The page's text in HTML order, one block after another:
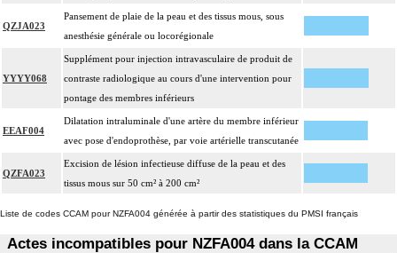
QZJA023
Pansement de plaie de la peau et des tissus mous, sous
anesthésie générale ou locorégionale
YYYY068
Supplément pour injection intravasculaire de produit de
contraste radiologique au cours d'une intervention pour
pontage des membres inférieurs
EEAF004
Dilatation intraluminale d'une artère du membre inférieur
avec pose d'endoprothèse, par voie artérielle transcutanée
QZFA023
Excision de lésion infectieuse diffuse de la peau et des
tissus mous sur 50 cm² à 200 cm²
Liste de codes CCAM pour NZFA004 générée à partir des statistiques du PMSI français
Actes incompatibles pour NZFA004 dans la CCAM